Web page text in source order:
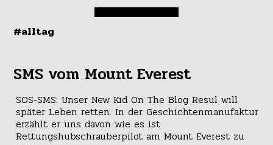
#alltag
SMS vom Mount Everest
SOS-SMS: Unser New Kid On The Blog Resul will
später Leben retten. In der Geschichtenmanufaktur
erzählt er uns davon wie es ist
Rettungshubschrauberpilot am Mount Everest zu